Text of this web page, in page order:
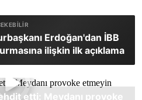
Erdoğan'dan İBB
ilişkin ilk açıklama